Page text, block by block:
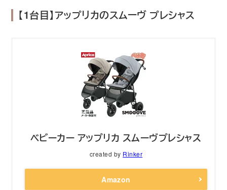
【1台目】アップリカのスムーヴ プレシャス
ベビーカー アップリカ スムーヴプレシャス
created by Rinker
Amazon